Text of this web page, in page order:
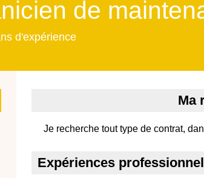
de
d'expérience
Ma
Je recherche tout type de contrat,
Expériences